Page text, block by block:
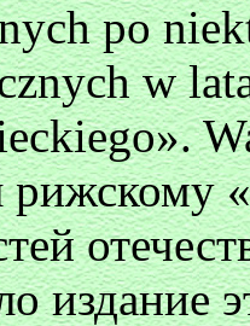
po
w
рижскому
издание